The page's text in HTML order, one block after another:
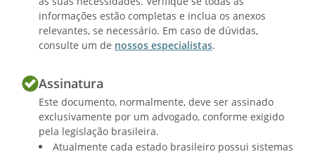
informações estão completas e inclua os anexos
relevantes, se necessário. Em caso de dúvidas,
consulte um de nossos especialistas.
Assinatura
Este documento, normalmente, deve ser assinado
exclusivamente por um advogado, conforme exigido
pela legislação brasileira.
Atualmente cada estado brasileiro possui sistemas